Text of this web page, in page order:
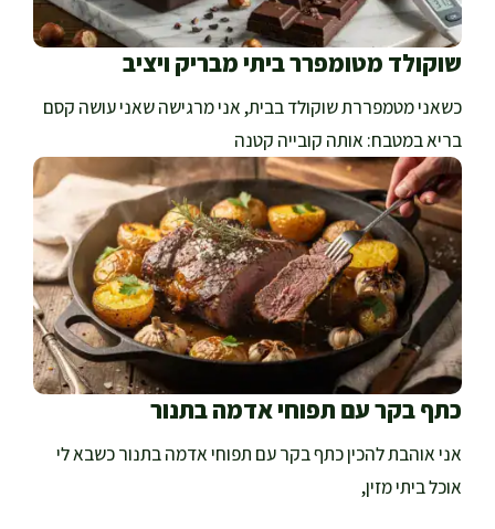
שוקולד מטומפרר ביתי מבריק ויציב
כשאני מטמפררת שוקולד בבית, אני מרגישה שאני עושה קסם
בריא במטבח: אותה קובייה קטנה
כתף בקר עם תפוחי אדמה בתנור
אני אוהבת להכין כתף בקר עם תפוחי אדמה בתנור כשבא לי
אוכל ביתי מזין,